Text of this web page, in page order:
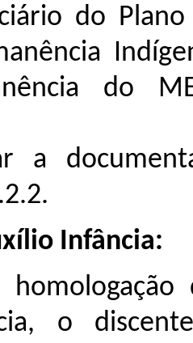
do
do
a
Infância:
o